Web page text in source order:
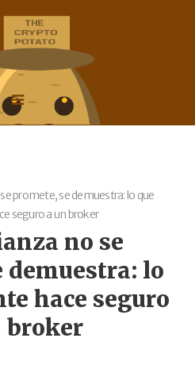
promete, se demuestra: lo que
seguro a un broker
no se
demuestra: lo
hace seguro
broker